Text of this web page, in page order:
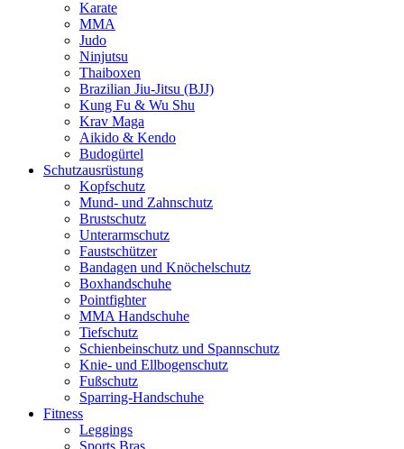
Karate
MMA
Judo
Ninjutsu
Thaiboxen
Brazilian Jiu-Jitsu (BJJ)
Kung Fu & Wu Shu
Krav Maga
Aikido & Kendo
Budogürtel
Schutzausrüstung
Kopfschutz
Mund- und Zahnschutz
Brustschutz
Unterarmschutz
Faustschützer
Bandagen und Knöchelschutz
Boxhandschuhe
Pointfighter
MMA Handschuhe
Tiefschutz
Schienbeinschutz und Spannschutz
Knie- und Ellbogenschutz
Fußschutz
Sparring-Handschuhe
Fitness
Leggings
Sports Bras